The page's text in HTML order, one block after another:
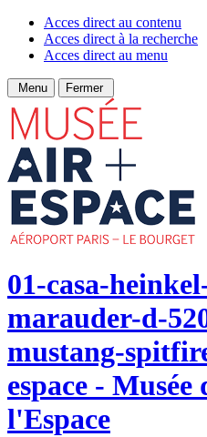
Acces direct au contenu
Acces direct à la recherche
Acces direct au menu
Menu Fermer
01-casa-
marauder-d-
mustang-
espace -
l'Espace